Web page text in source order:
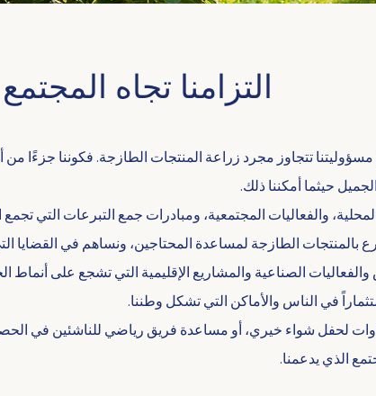
التزامنا تجاه المجتمع
تتجاوز مجرد زراعة المنتجات الطازجة. فكوننا جزءًا من
حيثما أمكننا ذلك.
المحلية، والفعاليات المجتمعية، ومبادرات جمع التبرعات التي
بالمنتجات الطازجة لمساعدة المحتاجين، ونساهم في القضايا
الصناعية والمشاريع الإقليمية التي تشجع على أنماط
في الناس والأماكن التي تشكل وطننا.
لحفل شواء خيري، أو مساعدة فريق رياضي للناشئين في
الذي يدعمنا.